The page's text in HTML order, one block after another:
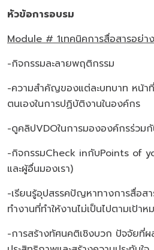
หัวข้อการอบรม
Module # 1เทคนิคการสื่อสารอย่า
-กิจกรรมละลายพฤติกรรม
-ความสำคัญของแต่ละบทบาท หน้า
ตนเองในการปฏิบัติงานในองค์กร
-ดูคลิปVDOในการมององค์กรร่วม
-กิจกรรมCheck inกับPoints of
และผู้อื่นมองเรา)
-เรียนรู้อุปสรรคปัญหาทางการสื่อสา
ทำงานที่ทำให้งานไม่เป็นไปตามเป้าห
-การสร้างทัศนคติเชิงบวก ปัจจัยที่ผ